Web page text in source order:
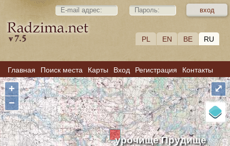
PL EN BE RU
Главная Поиск места Карты Вход Регистрация Контакты
урочище Прудище
+
−
⤢